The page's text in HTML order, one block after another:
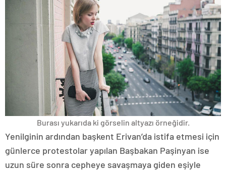
Burası yukarıda ki görselin altyazı örneğidir.
Yenilginin ardından başkent Erivan’da istifa etmesi için
günlerce protestolar yapılan Başbakan Paşinyan ise
uzun süre sonra cepheye savaşmaya giden eşiyle